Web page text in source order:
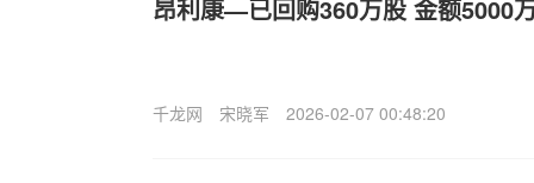
昂利康—已回购360万股 金额5000
千龙网 宋晓军 2026-02-07 00:48:20